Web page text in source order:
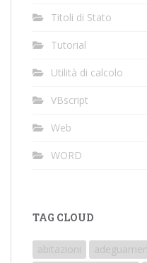
Titoli di Stato
Tutorial
Utilità di calcolo
VBscript
Web
WORD
TAG CLOUD
abitazioni